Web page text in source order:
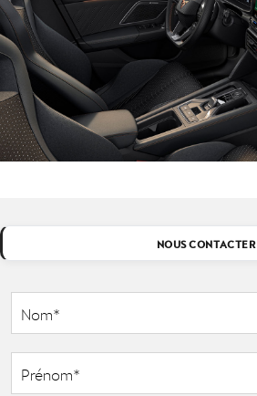
NOUS CONTACTER